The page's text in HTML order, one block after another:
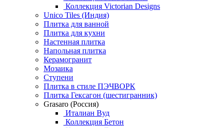
Коллекция Victorian Designs
Unico Tiles (Индия)
Плитка для ванной
Плитка для кухни
Настенная плитка
Напольная плитка
Керамогранит
Мозаика
Ступени
Плитка в стиле ПЭЧВОРК
Плитка Гексагон (шестигранник)
Grasaro (Россия)
Италиан Вуд
Коллекция Бетон